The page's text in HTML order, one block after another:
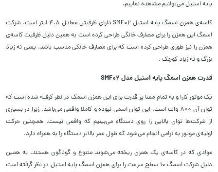
پایه استیل می‌توانیم مشاهده نماییم.
کاسه‌ی همزن اسمگ پایه استیل SMF02 دارای ظرفیتی معادل ۴.۸ لیتر است. شرکت
اسمگ این همزن را برای مصارف خانگی طراحی کرده است به همین دلیل ظرفیت کاسه‌ی
همزن را نیز طوری طراحی کرده است که برای مصارف خانگی مناسب باشد. یعنی نه زیاد
بزرگ و نه زیاد کوچک .
قدرت همزن اسمگ پایه استیل مدل SMF02
یک موتور کارا و به تمام معنا پر قدرت برای این همزن اسمگ در نظر گرفته شده است که
توان آن ۸۰۰ وات است. این توان اسمی نبوده و کاملا واقعی می‌باشد. زیرا در بسیاری
از شرکت‌ها توان بالایی را روی دستگاه می‌بینیم که واقعی نیست. همچنین حرکت
اولیه‌ی موتور به آرامی انجام می‌شود که طول عمر بالاتر دستگاه را به همراه دارد.
موادی که در کاسه‌ی یک همزن ریخته می‌شوند متنوع و گوناگون هستند. به همین
دلیل شرکت اسمگ ۱۰ سطح سرعت را برای همزن اسمگ پایه استیل در نظر گرفته است